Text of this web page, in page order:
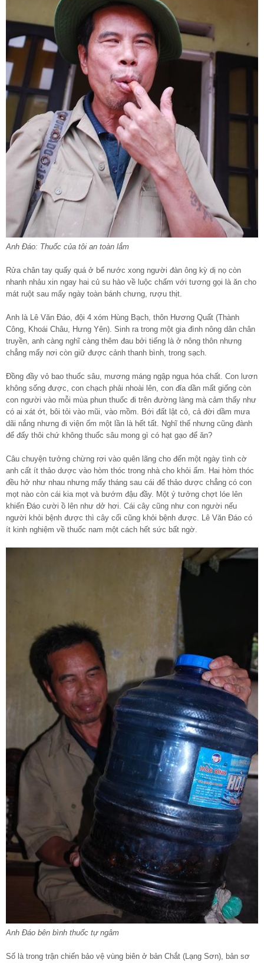
Anh Đáo: Thuốc của tôi an toàn lắm
Rửa chân tay quấy quá ở bể nước xong người đàn ông kỳ dị nọ còn
nhanh nhảu xin ngay hai củ su hào về luộc chấm với tương gọi là ăn cho
mát ruột sau mấy ngày toàn bánh chưng, rượu thịt.
Anh là Lê Văn Đáo, đội 4 xóm Hùng Bạch, thôn Hương Quất (Thành
Công, Khoái Châu, Hưng Yên). Sinh ra trong một gia đình nông dân chân
truyền, anh càng nghĩ càng thêm đau bởi tiếng là ở nông thôn nhưng
chẳng mấy nơi còn giữ được cảnh thanh bình, trong sạch.
Đồng đầy vỏ bao thuốc sâu, mương máng ngập ngụa hóa chất. Con lươn
không sống được, con chạch phải nhoài lên, con đỉa dần mất giống còn
con người vào mỗi mùa phun thuốc đi trên đường làng mà cảm thấy như
có ai xát ớt, bôi tỏi vào mũi, vào mồm. Bới đất lật cỏ, cả đời dầm mưa
dãi nắng nhưng đi viện ốm một lần là hết tất. Nghĩ thế nhưng cũng đành
để đấy thôi chứ không thuốc sâu mong gì có hạt gạo để ăn?
Câu chuyện tưởng chừng rơi vào quên lãng cho đến một ngày tình cờ
anh cất ít thảo dược vào hòm thóc trong nhà cho khỏi ẩm. Hai hòm thóc
đều hở như nhau nhưng mấy tháng sau cái để thảo dược chẳng có con
mọt nào còn cái kia mọt và bướm đậu đầy. Một ý tưởng chợt lóe lên
khiến Đáo cười ồ lên như dở hơi. Cái cây cũng như con người nếu
người khỏi bệnh được thì cây cối cũng khỏi bệnh được. Lê Văn Đáo có
ít kinh nghiệm về thuốc nam một cách hết sức bất ngờ.
Anh Đáo bên bình thuốc tự ngâm
Số là trong trận chiến bảo vệ vùng biên ở bản Chắt (Lạng Sơn), bản sơ